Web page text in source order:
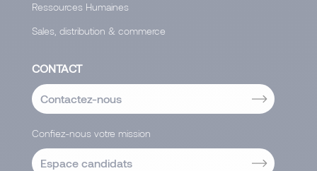
Ressources Humaines
Sales, distribution & commerce
CONTACT
Contactez-nous
Confiez-nous votre mission
Espace candidats